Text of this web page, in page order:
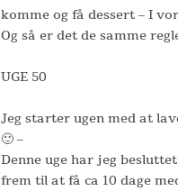
komme og få dessert – I
Og så er det de samme
UGE 50
Jeg starter ugen med at
🙂 –
Denne uge har jeg
frem til at få ca 10 dage